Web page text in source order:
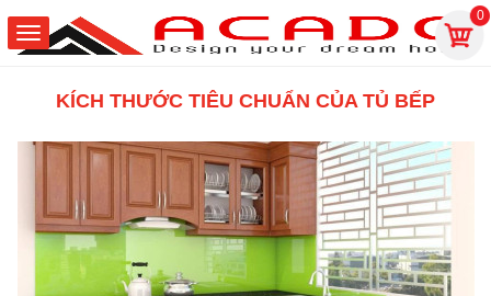
0
KÍCH THƯỚC TIÊU CHUẨN CỦA TỦ BẾP